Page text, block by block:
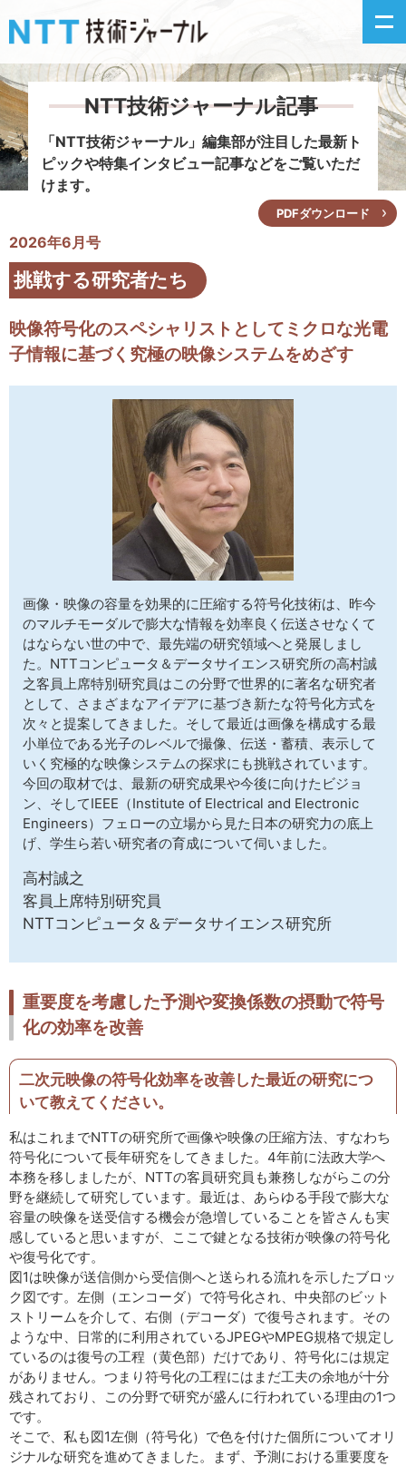
新着情報
掲載月毎記事
イベントカレンダー
問い合わせ
サイトマップ
NTT技術ジャーナル記事
「NTT技術ジャーナル」編集部が注目した最新ト
ピックや特集インタビュー記事などをご覧いただ
けます。
PDFダウンロード
2026年6月号
挑戦する研究者たち
映像符号化のスペシャリストとしてミクロな光電
子情報に基づく究極の映像システムをめざす
画像・映像の容量を効果的に圧縮する符号化技術は、昨今
のマルチモーダルで膨大な情報を効率良く伝送させなくて
はならない世の中で、最先端の研究領域へと発展しまし
た。NTTコンピュータ＆データサイエンス研究所の高村誠
之客員上席特別研究員はこの分野で世界的に著名な研究者
として、さまざまなアイデアに基づき新たな符号化方式を
次々と提案してきました。そして最近は画像を構成する最
小単位である光子のレベルで撮像、伝送・蓄積、表示して
いく究極的な映像システムの探求にも挑戦されています。
今回の取材では、最新の研究成果や今後に向けたビジョ
ン、そしてIEEE（Institute of Electrical and Electronic
Engineers）フェローの立場から見た日本の研究力の底上
げ、学生ら若い研究者の育成について伺いました。
高村誠之
客員上席特別研究員
NTTコンピュータ＆データサイエンス研究所
重要度を考慮した予測や変換係数の摂動で符号
化の効率を改善
二次元映像の符号化効率を改善した最近の研究につ
いて教えてください。
私はこれまでNTTの研究所で画像や映像の圧縮方法、すなわち
符号化について長年研究をしてきました。4年前に法政大学へ
本務を移しましたが、NTTの客員研究員も兼務しながらこの分
野を継続して研究しています。最近は、あらゆる手段で膨大な
容量の映像を送受信する機会が急増していることを皆さんも実
感していると思いますが、ここで鍵となる技術が映像の符号化
や復号化です。
図1は映像が送信側から受信側へと送られる流れを示したブロッ
ク図です。左側（エンコーダ）で符号化され、中央部のビット
ストリームを介して、右側（デコーダ）で復号されます。その
ような中、日常的に利用されているJPEGやMPEG規格で規定し
ているのは復号の工程（黄色部）だけであり、符号化には規定
がありません。つまり符号化の工程にはまだ工夫の余地が十分
残されており、この分野で研究が盛んに行われている理由の1つ
です。
そこで、私も図1左側（符号化）で色を付けた個所についてオリ
ジナルな研究を進めてきました。まず、予測における重要度を